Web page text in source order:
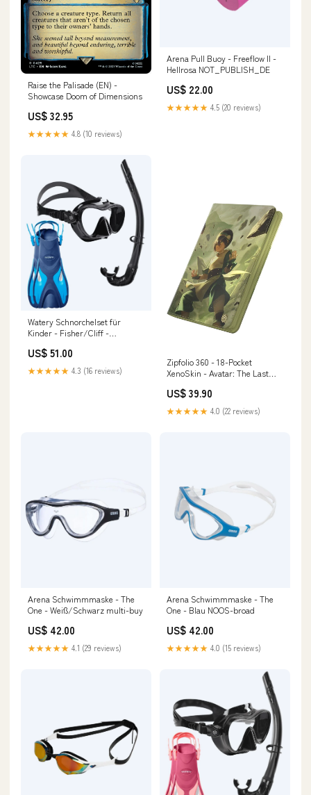
Raise the Palisade (EN) -
Showcase Doom of Dimensions
US$ 32.95
★★★★★ 4.8 (10 reviews)
Arena Pull Buoy - Freeflow II -
Hellrosa NOT_PUBLISH_DE
US$ 22.00
★★★★★ 4.5 (20 reviews)
Watery Schnorchelset für
Kinder - Fisher/Cliff -
US$ 51.00
★★★★★ 4.3 (16 reviews)
Zipfolio 360 - 18-Pocket
XenoSkin - Avatar: The Last
Spider-Man
US$ 39.90
★★★★★ 4.0 (22 reviews)
Arena Schwimmmaske - The
One - Weiß/Schwarz multi-buy
US$ 42.00
★★★★★ 4.1 (29 reviews)
Arena Schwimmmaske - The
One - Blau NOOS-broad
US$ 42.00
★★★★★ 4.0 (15 reviews)